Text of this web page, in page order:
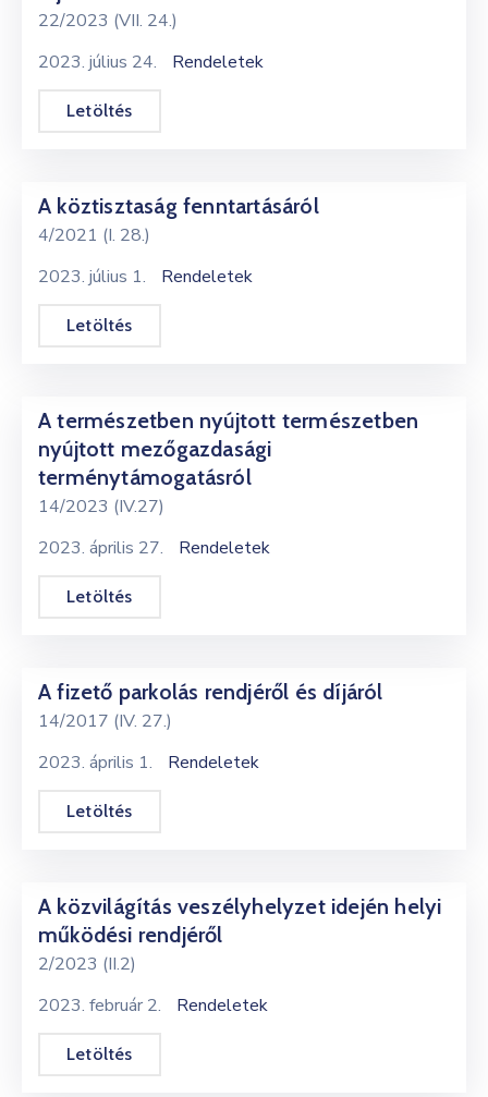
22/2023 (VII. 24.)
2023. július 24.
Rendeletek
Letöltés
A köztisztaság fenntartásáról
4/2021 (I. 28.)
2023. július 1.
Rendeletek
Letöltés
A természetben nyújtott természetben
nyújtott mezőgazdasági
terménytámogatásról
14/2023 (IV.27)
2023. április 27.
Rendeletek
Letöltés
A fizető parkolás rendjéről és díjáról
14/2017 (IV. 27.)
2023. április 1.
Rendeletek
Letöltés
A közvilágítás veszélyhelyzet idején helyi
működési rendjéről
2/2023 (II.2)
2023. február 2.
Rendeletek
Letöltés